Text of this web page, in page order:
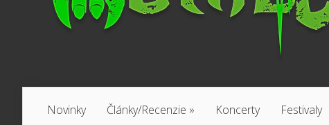
Novinky Články/Recenzie » Koncerty Festivaly